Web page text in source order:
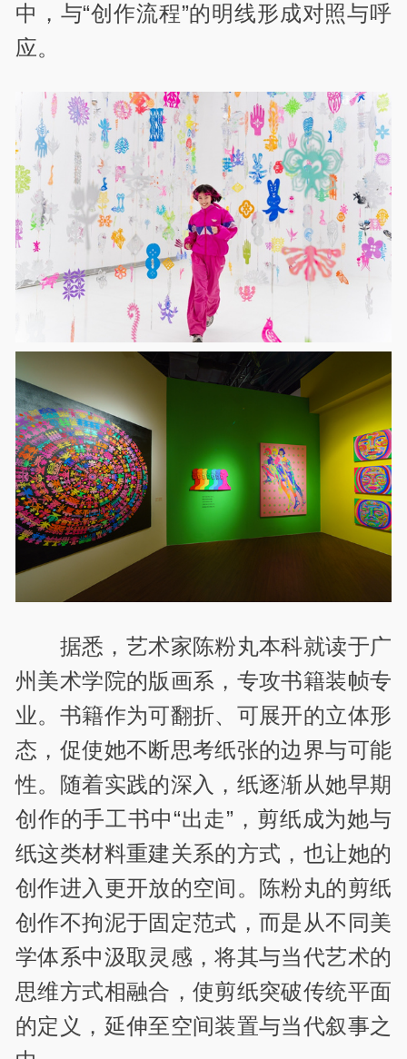
中，与“创作流程”的明线形成对照与呼
应。
据悉，艺术家陈粉丸本科就读于广
州美术学院的版画系，专攻书籍装帧专
业。书籍作为可翻折、可展开的立体形
态，促使她不断思考纸张的边界与可能
性。随着实践的深入，纸逐渐从她早期
创作的手工书中“出走”，剪纸成为她与
纸这类材料重建关系的方式，也让她的
创作进入更开放的空间。陈粉丸的剪纸
创作不拘泥于固定范式，而是从不同美
学体系中汲取灵感，将其与当代艺术的
思维方式相融合，使剪纸突破传统平面
的定义，延伸至空间装置与当代叙事之